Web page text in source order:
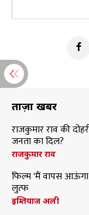
ताज़ा खबरें
राजकुमार राव की
जनता का दिल?
राजकुमार राव
फिल्म 'मैं वापस
लुत्फ
इम्तियाज अली